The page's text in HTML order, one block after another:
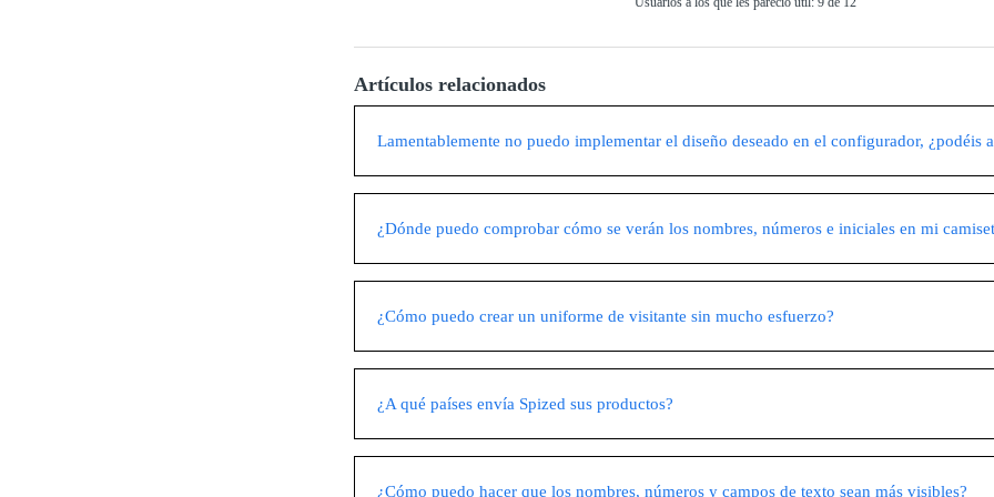
Artículos relacionados
Lamentablemente no puedo implementar el diseño deseado en el configurador, ¿podéis
¿Dónde puedo comprobar cómo se verán los nombres, números e iniciales en mi
¿Cómo puedo crear un uniforme de visitante sin mucho esfuerzo?
¿A qué países envía Spized sus productos?
¿Cómo puedo hacer que los nombres, números y campos de texto sean más visibles?